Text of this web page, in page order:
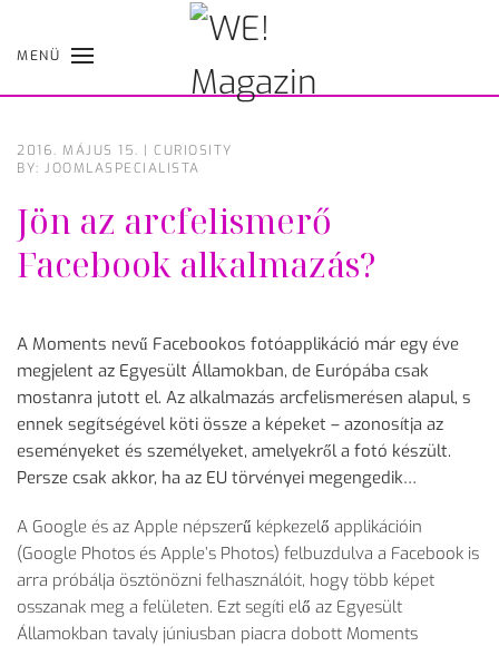
Skip
MENÜ
2016. MÁJUS 15. | CURIOSITY
BY: JOOMLASPECIALISTA
Jön az arcfelismerő
Facebook alkalmazás?
A Moments nevű Facebookos fotóapplikáció már egy éve
megjelent az Egyesült Államokban, de Európába csak
mostanra jutott el. Az alkalmazás arcfelismerésen alapul, s
ennek segítségével köti össze a képeket – azonosítja az
eseményeket és személyeket, amelyekről a fotó készült.
Persze csak akkor, ha az EU törvényei megengedik…
A Google és az Apple népszerű képkezelő applikációin
(Google Photos és Apple’s Photos) felbuzdulva a Facebook is
arra próbálja ösztönözni felhasználóit, hogy több képet
osszanak meg a felületen. Ezt segíti elő az Egyesült
Államokban tavaly júniusban piacra dobott Moments